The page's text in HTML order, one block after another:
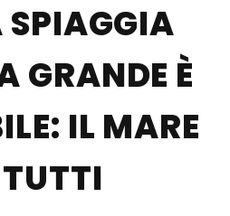
GRANDE È
IL MARE